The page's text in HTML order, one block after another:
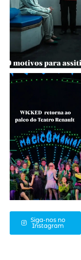
Siga-nos no
Instagram